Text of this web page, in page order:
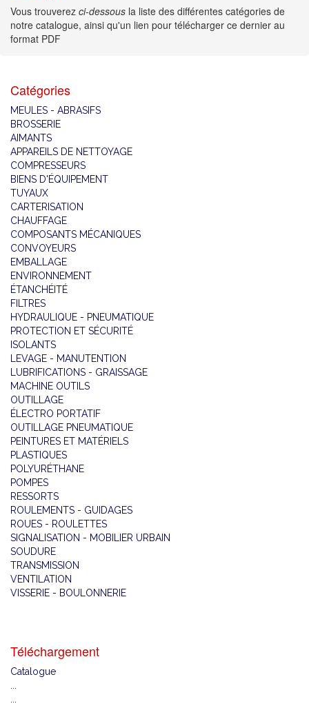
Vous trouverez ci-dessous la liste des différentes catégories de
notre catalogue, ainsi qu'un lien pour télécharger ce dernier au
format PDF
Catégories
MEULES - ABRASIFS
BROSSERIE
AIMANTS
APPAREILS DE NETTOYAGE
COMPRESSEURS
BIENS D'ÉQUIPEMENT
TUYAUX
CARTERISATION
CHAUFFAGE
COMPOSANTS MÉCANIQUES
CONVOYEURS
EMBALLAGE
ENVIRONNEMENT
ÉTANCHÉITÉ
FILTRES
HYDRAULIQUE - PNEUMATIQUE
PROTECTION ET SÉCURITÉ
ISOLANTS
LEVAGE - MANUTENTION
LUBRIFICATIONS - GRAISSAGE
MACHINE OUTILS
OUTILLAGE
ÉLECTRO PORTATIF
OUTILLAGE PNEUMATIQUE
PEINTURES ET MATÉRIELS
PLASTIQUES
POLYURÉTHANE
POMPES
RESSORTS
ROULEMENTS - GUIDAGES
ROUES - ROULETTES
SIGNALISATION - MOBILIER URBAIN
SOUDURE
TRANSMISSION
VENTILATION
VISSERIE - BOULONNERIE
Téléchargement
Catalogue